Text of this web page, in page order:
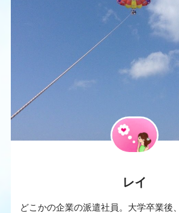
レイ
どこかの企業の派遣社員。大学卒業後